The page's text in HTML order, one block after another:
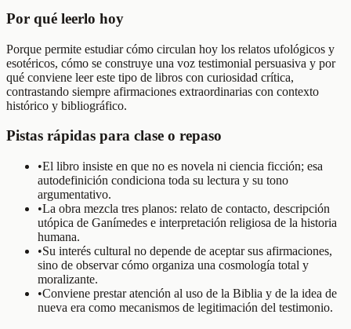
Por qué leerlo hoy
Porque permite estudiar cómo circulan hoy los relatos ufológicos y
esotéricos, cómo se construye una voz testimonial persuasiva y por
qué conviene leer este tipo de libros con curiosidad crítica,
contrastando siempre afirmaciones extraordinarias con contexto
histórico y bibliográfico.
Pistas rápidas para clase o repaso
•El libro insiste en que no es novela ni ciencia ficción; esa
autodefinición condiciona toda su lectura y su tono
argumentativo.
•La obra mezcla tres planos: relato de contacto, descripción
utópica de Ganímedes e interpretación religiosa de la historia
humana.
•Su interés cultural no depende de aceptar sus afirmaciones,
sino de observar cómo organiza una cosmología total y
moralizante.
•Conviene prestar atención al uso de la Biblia y de la idea de
nueva era como mecanismos de legitimación del testimonio.